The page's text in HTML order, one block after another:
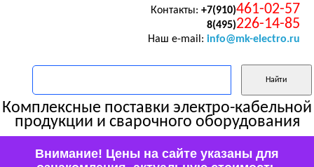
Контакты: +7(910)461-02-57
8(495)226-14-85
Наш e-mail: info@mk-electro.ru
Комплексные поставки электро-кабельной
продукции и сварочного оборудования
Внимание! Цены на сайте указаны для